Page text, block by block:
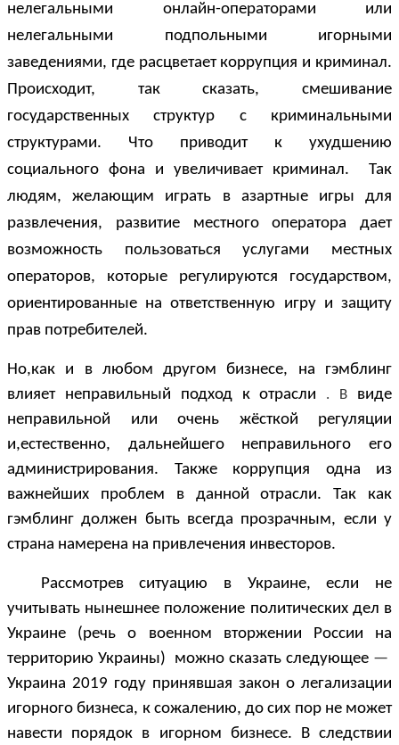
нелегальными онлайн-операторами или
нелегальными подпольными игорными
заведениями, где расцветает коррупция и криминал.
Происходит, так сказать, смешивание
государственных структур с криминальными
структурами. Что приводит к ухудшению
социального фона и увеличивает криминал. Так
людям, желающим играть в азартные игры для
развлечения, развитие местного оператора дает
возможность пользоваться услугами местных
операторов, которые регулируются государством,
ориентированные на ответственную игру и защиту
прав потребителей.
Но,как и в любом другом бизнесе, на гэмблинг
влияет неправильный подход к отрасли
. В виде
неправильной или очень жёсткой регуляции
и,естественно, дальнейшего неправильного его
администрирования. Также коррупция одна из
важнейших проблем в данной отрасли. Так как
гэмблинг должен быть всегда прозрачным, если у
страна намерена на привлечения инвесторов.
Рассмотрев ситуацию в Украине, если не
учитывать нынешнее положение политических дел в
Украине (речь о военном вторжении России на
территорию Украины) можно сказать следующее —
Украина 2019 году принявшая закон о легализации
игорного бизнеса, к сожалению, до сих пор не может
навести порядок в игорном бизнесе. В следствии